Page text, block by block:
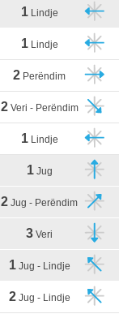
1 Lindje
1 Lindje
2 Perëndim
2 Veri - Perëndim
1 Lindje
1 Jug
2 Jug - Perëndim
3 Veri
1 Jug - Lindje
2 Jug - Lindje